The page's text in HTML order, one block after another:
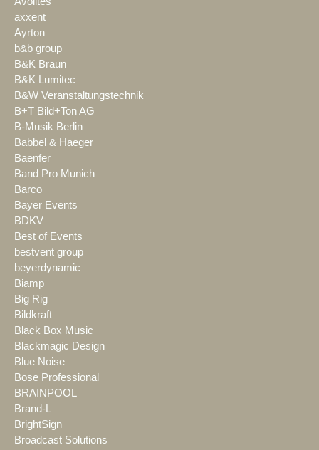
axxent
Ayrton
b&b group
B&K Braun
B&K Lumitec
B&W Veranstaltungstechnik
B+T Bild+Ton AG
B-Musik Berlin
Babbel & Haeger
Baenfer
Band Pro Munich
Barco
Bayer Events
BDKV
Best of Events
bestvent group
beyerdynamic
Biamp
Big Rig
Bildkraft
Black Box Music
Blackmagic Design
Blue Noise
Bose Professional
BRAINPOOL
Brand-L
BrightSign
Broadcast Solutions